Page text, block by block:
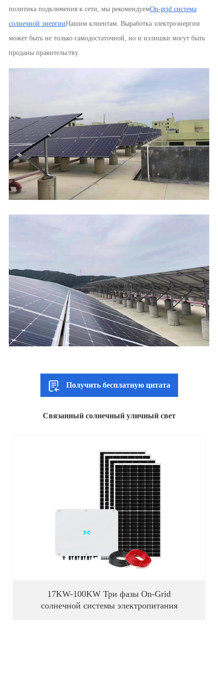
политика подключения к сети, мы рекомендуемOn-grid система
солнечной энергииНашим клиентам. Выработка электроэнергии
может быть не только самодостаточной, но и излишки могут быть
проданы правительству.
Получить бесплатную цитата
Связанный солнечный уличный свет
17KW-100KW Три фазы On-Grid
солнечной системы электропитания